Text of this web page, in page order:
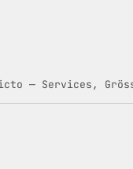
— Services,